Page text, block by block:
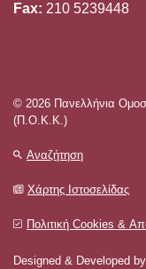
Fax: 210 5239448
© 2026 Πανελλήνια
(Π.Ο.Κ.Κ.)
Αναζήτηση
Χάρτης Ιστοσελίδας
Πολιτική Cookies &
Designed & Developed by